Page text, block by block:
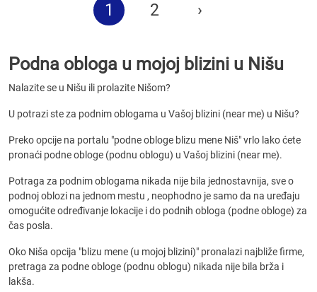
1 2 ›
Podna obloga u mojoj blizini u Nišu
Nalazite se u Nišu ili prolazite Nišom?
U potrazi ste za podnim oblogama u Vašoj blizini (near me) u Nišu?
Preko opcije na portalu "podne obloge blizu mene Niš" vrlo lako ćete
pronaći podne obloge (podnu oblogu) u Vašoj blizini (near me).
Potraga za podnim oblogama nikada nije bila jednostavnija, sve o
podnoj oblozi na jednom mestu , neophodno je samo da na uređaju
omogućite određivanje lokacije i do podnih obloga (podne obloge) za
čas posla.
Oko Niša opcija "blizu mene (u mojoj blizini)" pronalazi najbliže firme,
pretraga za podne obloge (podnu oblogu) nikada nije bila brža i
lakša.